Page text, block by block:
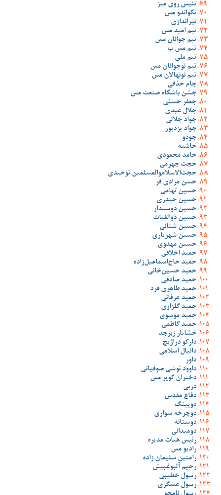
تنیس روی میز
تکواندو مس
تیراندازی
تیم امید مس
تیم جوانان مس
تیم مس ب
تیم ملی
تیم نوجوانان مس
تیم نونهالان مس
جام حذفی
جشن باشگاه صنعت مس
جعفر حسنی
جلال عبدی
جواد جلالی
جواد یزدپور
جودو
حاشیه
حامد محمودی
حجت جهرمی
حجت‌الاسلام‌والمسلمین توحیدی
حسن مرادی فر
حسین تهامی
حسین حیدری
حسین دوستدار
حسین ذوالغیاث
حسین شنانی
حسین شهریاری
حسین مهدوی
حمید اخلاقی
حمید حاج‌اسماعیل‌زاده
حمید حسین‌خانی
حمید صادقی
حمید طاهری فرد
حمید عرفانی
حمید گلزاری
حمید موسوی
حمید کاظمی
خشایار زبرجد
دارکو دراژیچ
دانیال اسلامی
داور
داوود نوشی صوفیانی
دختران کویر مس
دربی
دفاع مقدس
دوپینگ
دوچرخه سواری
دوستانه
دومیدانی
رئیس هیات مدیره
رادیو مس
رامتین سلیمان زاده
رحیم آلبوغبیش
رسول خطیبی
رسول عسگری